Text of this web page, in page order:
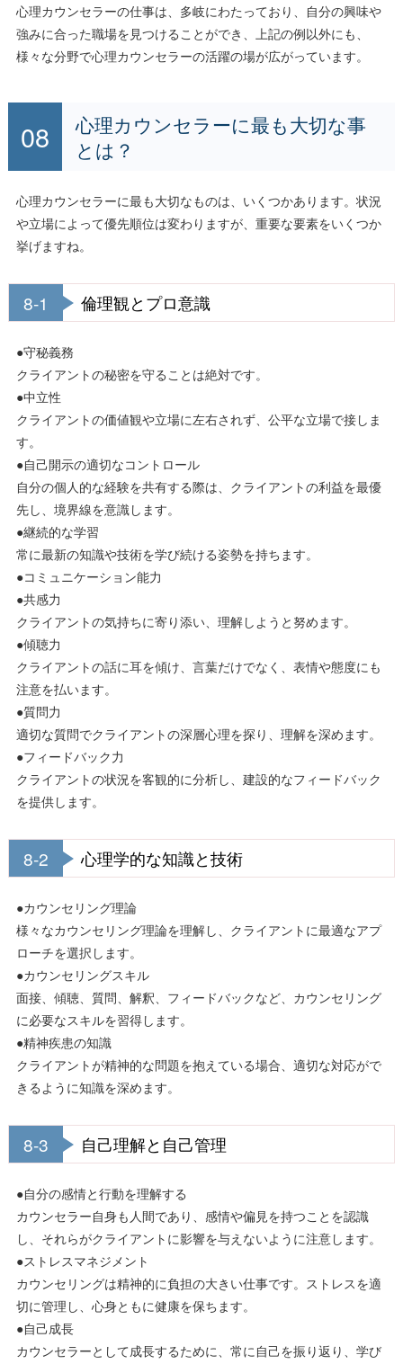
心理カウンセラーの仕事は、多岐にわたっており、自分の興味や
強みに合った職場を見つけることができ、上記の例以外にも、
様々な分野で心理カウンセラーの活躍の場が広がっています。
心理カウンセラーに最も大切な事
とは？
心理カウンセラーに最も大切なものは、いくつかあります。状況
や立場によって優先順位は変わりますが、重要な要素をいくつか
挙げますね。
8-1 倫理観とプロ意識
●守秘義務
クライアントの秘密を守ることは絶対です。
●中立性
クライアントの価値観や立場に左右されず、公平な立場で接しま
す。
●自己開示の適切なコントロール
自分の個人的な経験を共有する際は、クライアントの利益を最優
先し、境界線を意識します。
●継続的な学習
常に最新の知識や技術を学び続ける姿勢を持ちます。
●コミュニケーション能力
●共感力
クライアントの気持ちに寄り添い、理解しようと努めます。
●傾聴力
クライアントの話に耳を傾け、言葉だけでなく、表情や態度にも
注意を払います。
●質問力
適切な質問でクライアントの深層心理を探り、理解を深めます。
●フィードバック力
クライアントの状況を客観的に分析し、建設的なフィードバック
を提供します。
8-2 心理学的な知識と技術
●カウンセリング理論
様々なカウンセリング理論を理解し、クライアントに最適なアプ
ローチを選択します。
●カウンセリングスキル
面接、傾聴、質問、解釈、フィードバックなど、カウンセリング
に必要なスキルを習得します。
●精神疾患の知識
クライアントが精神的な問題を抱えている場合、適切な対応がで
きるように知識を深めます。
8-3 自己理解と自己管理
●自分の感情と行動を理解する
カウンセラー自身も人間であり、感情や偏見を持つことを認識
し、それらがクライアントに影響を与えないように注意します。
●ストレスマネジメント
カウンセリングは精神的に負担の大きい仕事です。ストレスを適
切に管理し、心身ともに健康を保ちます。
●自己成長
カウンセラーとして成長するために、常に自己を振り返り、学び